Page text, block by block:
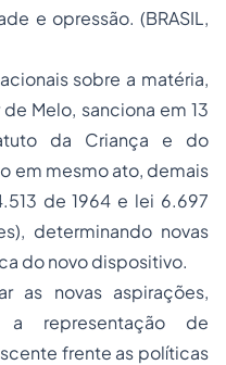
e opressão. (BRASIL,
sobre a matéria,
Melo, sanciona em 13
da Criança e do
em mesmo ato, demais
de 1964 e lei 6.697
determinando novas
do novo dispositivo.
as novas aspirações,
a representação de
frente as políticas